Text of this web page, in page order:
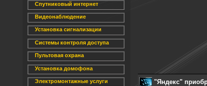
Спутниковый интернет
Видеонаблюдение
Установка сигнализации
Системы контроля доступа
Пультовая охрана
Установка домофона
Электромонтажные услуги "Яндекс"